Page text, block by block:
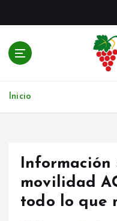
Inicio
Información
movilidad
todo lo que